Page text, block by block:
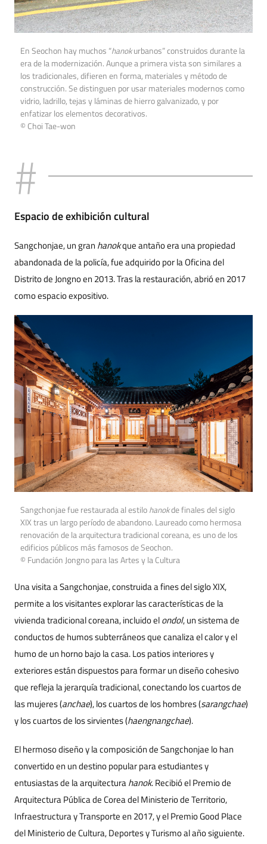
En Seochon hay muchos “hanokurbanos” construidos durante la
era de la modernización. Aunque a primera vista son similares a
los tradicionales, difieren en forma, materiales y método de
construcción. Se distinguen por usar materiales modernos como
vidrio, ladrillo, tejas y láminas de hierro galvanizado, y por
enfatizar los elementos decorativos.
© Choi Tae-won
Espacio de exhibición cultural
Sangchonjae, un gran hanokque antaño era una propiedad
abandonada de la policía, fue adquirido por la Oficina del
Distrito de Jongno en 2013. Tras la restauración, abrió en 2017
como espacio expositivo.
Sangchonjae fue restaurada al estilo hanokde finales del siglo
XIX tras un largo período de abandono. Laureado como hermosa
renovación de la arquitectura tradicional coreana, es uno de los
edificios públicos más famosos de Seochon.
© Fundación Jongno para las Artes y la Cultura
Una visita a Sangchonjae, construida a fines del siglo XIX,
permite a los visitantes explorar las características de la
vivienda tradicional coreana, incluido elondol, un sistema de
conductos de humos subterráneos que canaliza el calor y el
humo de un horno bajo la casa. Los patios interiores y
exteriores están dispuestos para formar un diseño cohesivo
que refleja la jerarquía tradicional, conectando los cuartos de
las mujeres (anchae), los cuartos de los hombres (sarangchae)
y los cuartos de los sirvientes (haengnangchae).
El hermoso diseño y la composición de Sangchonjae lo han
convertido en un destino popular para estudiantes y
entusiastas de la arquitecturahanok. Recibió el Premio de
Arquitectura Pública de Corea del Ministerio de Territorio,
Infraestructura y Transporte en 2017, y el Premio Good Place
del Ministerio de Cultura, Deportes y Turismo al año siguiente.